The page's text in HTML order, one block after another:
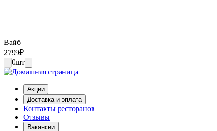
Вайб
2799₽
0шт
Акции
Доставка и оплата
Контакты ресторанов
Отзывы
Вакансии